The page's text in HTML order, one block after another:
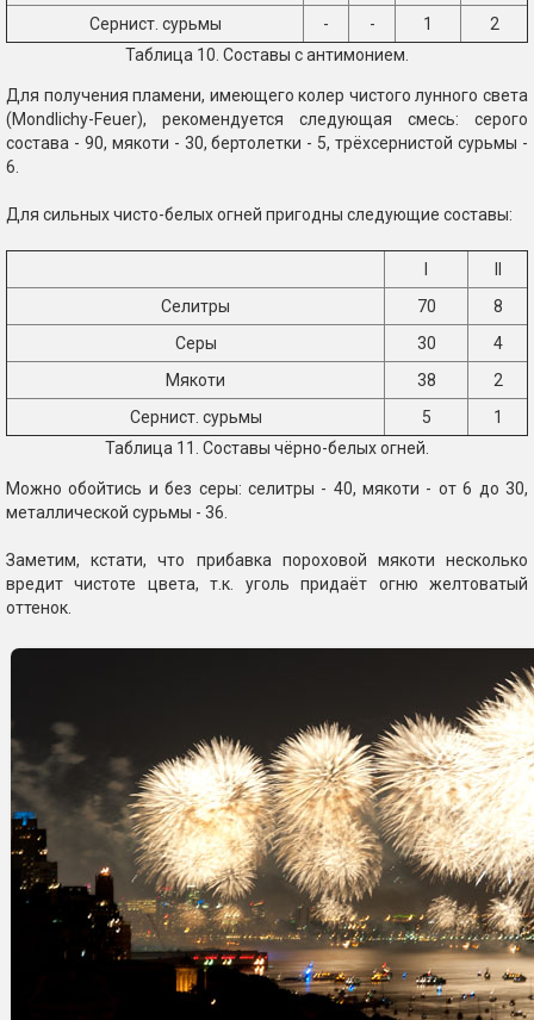
Сернист. сурьмы
- - 1
2
Таблица 10. Составы с антимонием.
Для получения пламени, имеющего колер чистого лунного света
(Mondlichy-Feuer), рекомендуется следующая смесь: серого
состава - 90, мякоти - 30, бертолетки - 5, трёхсернистой сурьмы -
6.
Для сильных чисто-белых огней пригодны следующие составы:
Селитры
70
8
Серы
30
4
Мякоти
38
2
Сернист. сурьмы
5
1
Таблица 11. Составы чёрно-белых огней.
Можно обойтись и без серы: селитры - 40, мякоти - от 6 до 30,
металлической сурьмы - 36.
Заметим, кстати, что прибавка пороховой мякоти несколько
вредит чистоте цвета, т.к. уголь придаёт огню желтоватый
оттенок.